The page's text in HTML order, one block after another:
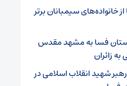
خانواده‌های سیمبانان برتر
فسا به مشهد مقدس
زائران
شهید انقلاب اسلامی در